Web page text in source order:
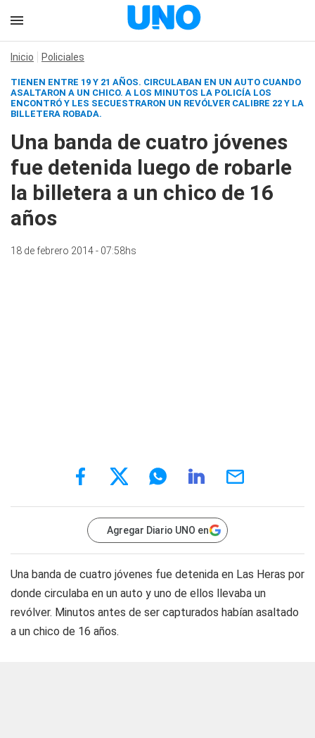
Inicio Policiales
TIENEN ENTRE 19 Y 21 AÑOS. CIRCULABAN EN UN AUTO CUANDO
ASALTARON A UN CHICO. A LOS MINUTOS LA POLICÍA LOS
ENCONTRÓ Y LES SECUESTRARON UN REVÓLVER CALIBRE 22 Y LA
BILLETERA ROBADA.
Una banda de cuatro jóvenes
fue detenida luego de robarle
la billetera a un chico de 16
años
18 de febrero 2014 - 07:58hs
Agregar Diario UNO en
Una banda de cuatro jóvenes fue detenida en Las Heras por
donde circulaba en un auto y uno de ellos llevaba un
revólver. Minutos antes de ser capturados habían asaltado
a un chico de 16 años.